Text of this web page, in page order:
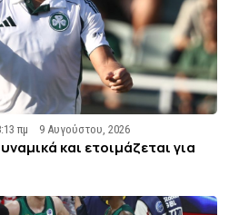
πμ 9 Αυγούστου, 2026
και ετοιμάζεται για